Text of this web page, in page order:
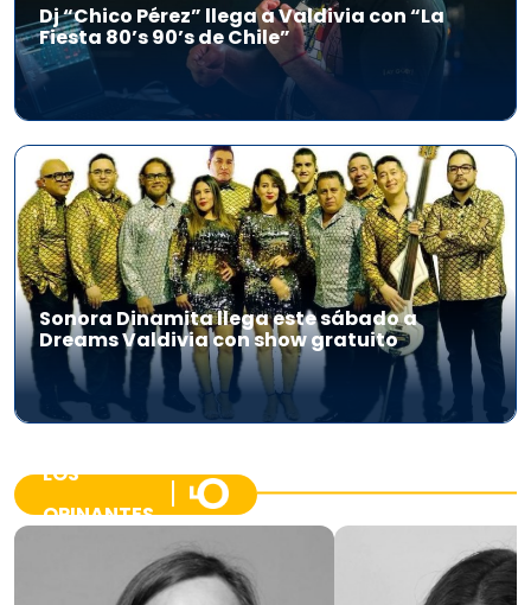
Dj “Chico Pérez” llega a Valdivia con “La
Fiesta 80’s 90’s de Chile”
Sonora Dinamita llega este sábado a
Dreams Valdivia con show gratuito
LOS
OPINANTES